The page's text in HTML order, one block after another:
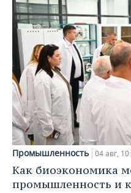
Промышленность 04 авг,
Как биоэкономика
промышленность и